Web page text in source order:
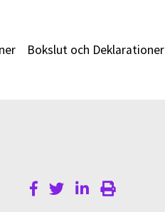
Bokslut och Deklarationer